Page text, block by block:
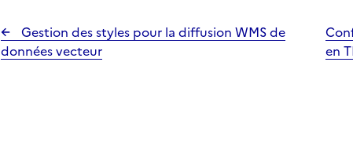
Gestion des styles pour la diffusion WMS de
données vecteur
en